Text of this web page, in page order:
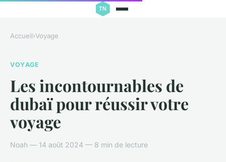
Accueil›Voyage
VOYAGE
Les incontournables de
dubaï pour réussir votre
voyage
Noah — 14 août 2024 — 8 min de lecture